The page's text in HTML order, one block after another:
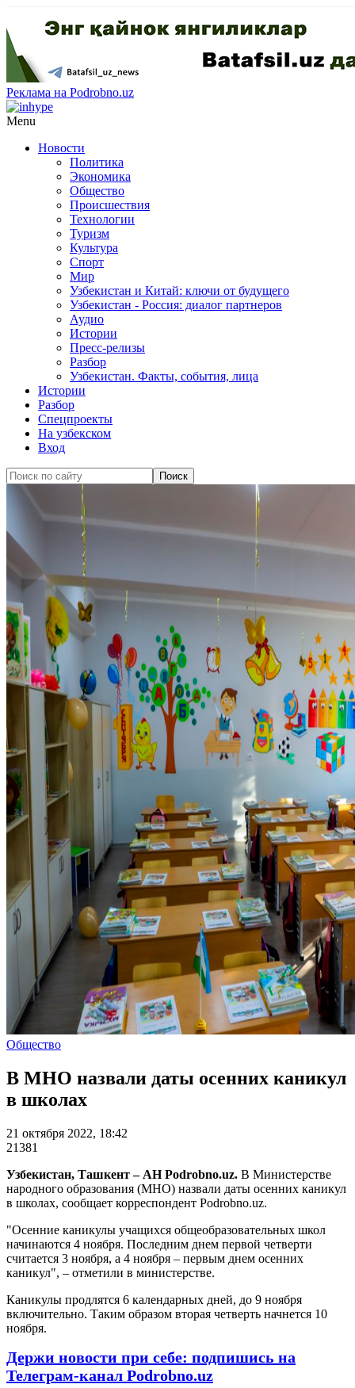
Реклама на Podrobno.uz
Menu
Новости
Политика
Экономика
Общество
Происшествия
Технологии
Туризм
Культура
Спорт
Мир
Узбекистан и Китай: ключи от будущего
Узбекистан - Россия: диалог партнеров
Аудио
Истории
Пресс-релизы
Разбор
Узбекистан. Факты, события, лица
Истории
Разбор
Спецпроекты
На узбекском
Вход
Общество
В МНО назвали даты осенних каникул
в школах
21 октября 2022, 18:42
21381
Узбекистан, Ташкент – АН Podrobno.uz. В Министерстве
народного образования (МНО) назвали даты осенних каникул
в школах, сообщает корреспондент Podrobno.uz.
"Осенние каникулы учащихся общеобразовательных школ
начинаются 4 ноября. Последним днем первой четверти
считается 3 ноября, а 4 ноября – первым днем осенних
каникул", – отметили в министерстве.
Каникулы продлятся 6 календарных дней, до 9 ноября
включительно. Таким образом вторая четверть начнется 10
ноября.
Держи новости при себе: подпишись на
Телеграм-канал Podrobno.uz